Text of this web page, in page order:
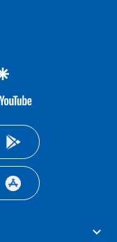
google
youtube-